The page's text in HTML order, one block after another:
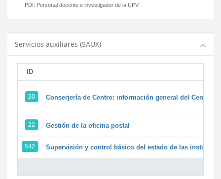
PDI: Personal docente e investigador de la UPV
Servicios auxiliares (SAUX)
ID
20 Conserjería de Centro: información general del Centro y
22 Gestión de la oficina postal
542 Supervisión y control básico del estado de las